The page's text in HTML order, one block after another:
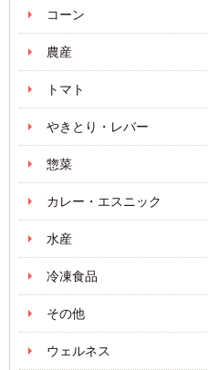
コーン
農産
トマト
やきとり・レバー
惣菜
カレー・エスニック
水産
冷凍食品
その他
ウェルネス